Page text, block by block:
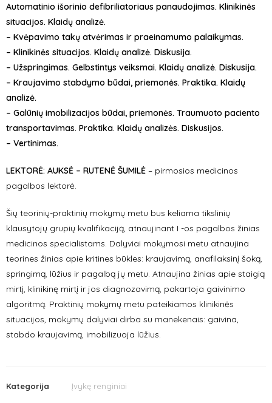
Automatinio išorinio defibriliatoriaus panaudojimas. Klinikinės
situacijos. Klaidų analizė.
– Kvėpavimo takų atvėrimas ir praeinamumo palaikymas.
– Klinikinės situacijos. Klaidų analizė. Diskusija.
– Užspringimas. Gelbstintys veiksmai. Klaidų analizė. Diskusija.
– Kraujavimo stabdymo būdai, priemonės. Praktika. Klaidų
analizė.
– Galūnių imobilizacijos būdai, priemonės. Traumuoto paciento
transportavimas. Praktika. Klaidų analizės. Diskusijos.
– Vertinimas.
LEKTORĖ: AUKSĖ – RUTENĖ ŠUMILĖ – pirmosios medicinos
pagalbos lektorė.
Šių teorinių-praktinių mokymų metu bus keliama tikslinių
klausytojų grupių kvalifikaciją, atnaujinant I -os pagalbos žinias
medicinos specialistams. Dalyviai mokymosi metu atnaujina
teorines žinias apie kritines būkles: kraujavimą, anafilaksinį šoką,
springimą, lūžius ir pagalbą jų metu. Atnaujina žinias apie staigią
mirtį, klinikinę mirtį ir jos diagnozavimą, pakartoja gaivinimo
algoritmą. Praktinių mokymų metu pateikiamos klinikinės
situacijos, mokymų dalyviai dirba su manekenais: gaivina,
stabdo kraujavimą, imobilizuoja lūžius.
Kategorija Įvykę renginiai